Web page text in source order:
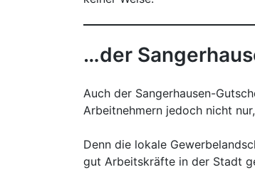
…der
Auch der Sangerhausen-
Arbeitnehmern jedoch nicht
Denn die lokale
gut Arbeitskräfte in der Stadt